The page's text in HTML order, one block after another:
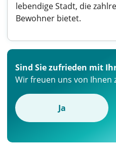
lebendige Stadt, die
Bewohner bietet.
Sind Sie zufrieden mit
Wir freuen uns von Ihnen
Ja